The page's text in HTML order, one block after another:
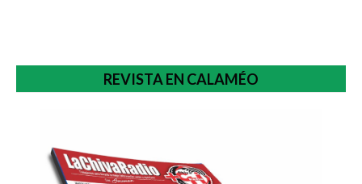
REVISTA EN CALAMÉO